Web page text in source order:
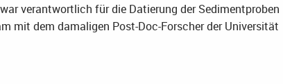
verantwortlich für die Datierung der Sedimentproben
mit dem damaligen Post-Doc-Forscher der Universität